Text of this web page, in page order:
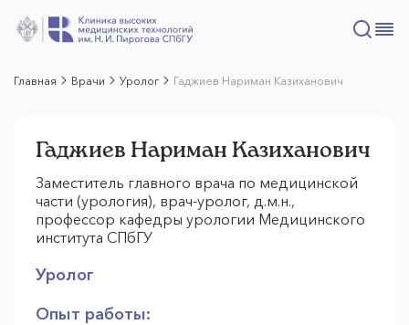
Главная Врачи Уролог Гаджиев Нариман Казиханович
Гаджиев Нариман Казиханович
Заместитель главного врача по медицинской
части (урология), врач-уролог, д.м.н.,
профессор кафедры урологии Медицинского
института СПбГУ
Уролог
Опыт работы: